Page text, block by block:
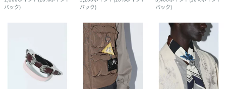
バック)
バック)
バック)